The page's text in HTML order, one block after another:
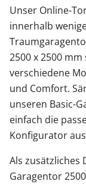
Unser Online-
innerhalb
2500 x 2500
verschiedene
und Comfort.
unseren Basic-
einfach die
Konfigurator
Als zusätzliches
Garagentor